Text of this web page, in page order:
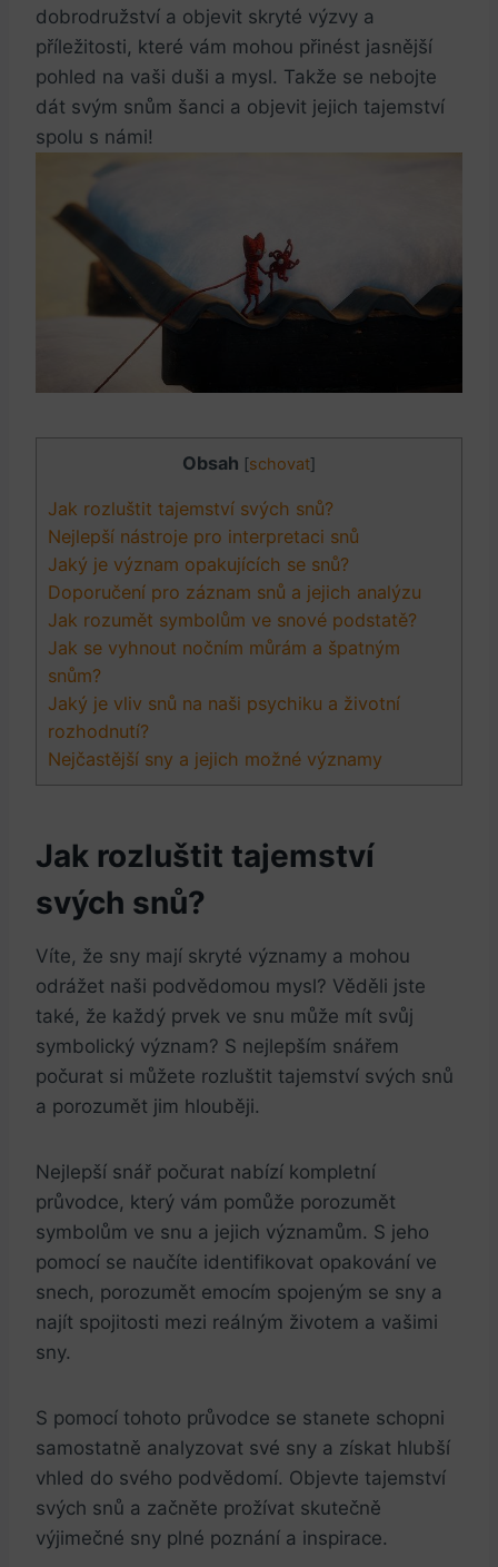
dobrodružství a objevit skryté výzvy a
příležitosti, které vám mohou přinést jasnější
pohled na vaši duši a mysl. Takže se nebojte
dát svým snům šanci a objevit jejich tajemství
spolu s námi!
Obsah [schovat]
Jak rozluštit tajemství svých snů?
Nejlepší nástroje pro interpretaci snů
Jaký je význam opakujících se snů?
Doporučení pro záznam snů a jejich analýzu
Jak rozumět symbolům ve snové podstatě?
Jak se vyhnout nočním můrám a špatným
snům?
Jaký je vliv snů na naši psychiku a životní
rozhodnutí?
Nejčastější sny a jejich možné významy
Jak rozluštit tajemství
svých snů?
Víte, že sny mají skryté významy a mohou
odrážet naši podvědomou mysl? Věděli jste
také, že každý prvek ve snu může mít svůj
symbolický význam? S nejlepším snářem
počurat si můžete rozluštit tajemství svých snů
a porozumět jim hlouběji.
Nejlepší snář počurat nabízí kompletní
průvodce, který vám pomůže porozumět
symbolům ve snu a jejich významům. S jeho
pomocí se naučíte identifikovat opakování ve
snech, porozumět emocím spojeným se sny a
najít spojitosti mezi reálným životem a vašimi
sny.
S pomocí tohoto průvodce se stanete schopni
samostatně analyzovat své sny a získat hlubší
vhled do svého podvědomí. Objevte tajemství
svých snů a začněte prožívat skutečně
výjimečné sny plné poznání a inspirace.